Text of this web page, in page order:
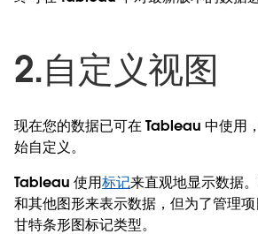
2.自定义视图
现在您的数据已可在 Tableau 中使用
始自定义。
Tableau 使用标记来直观地显示数据
和其他图形来表示数据，但为了管理
甘特条形图标记类型。